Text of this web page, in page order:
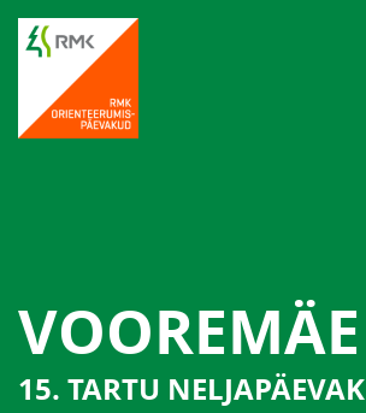
VOOREMÄE
15. TARTU NELJAPÄEVAK